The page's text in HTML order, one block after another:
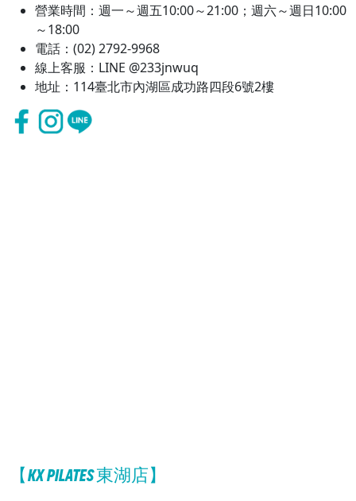
營業時間：週一～週五10:00～21:00；週六～週日10:00
～18:00
電話：(02) 2792-9968
線上客服：LINE @233jnwuq
地址：114臺北市內湖區成功路四段6號2樓
【KX PILATES 東湖店】